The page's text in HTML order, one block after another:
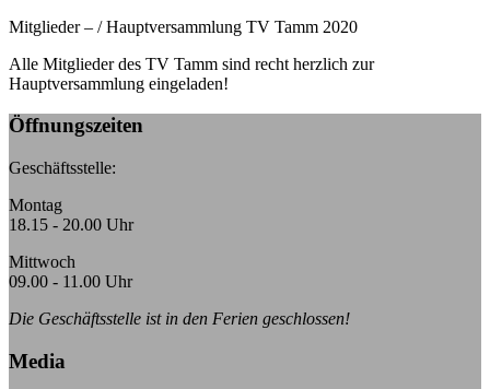
Mitglieder – / Hauptversammlung TV Tamm 2020
Alle Mitglieder des TV Tamm sind recht herzlich zur
Hauptversammlung eingeladen!
Öffnungszeiten
Geschäftsstelle:
Montag
18.15 - 20.00 Uhr
Mittwoch
09.00 - 11.00 Uhr
Die Geschäftsstelle ist in den Ferien geschlossen!
Media